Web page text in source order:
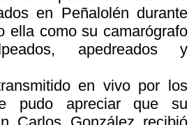
en Peñalolén durante
ella como su camarógrafo
apedreados y
en vivo por los
pudo apreciar que su